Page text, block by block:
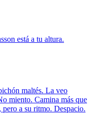
está a tu altura.
maltés. La veo
miento. Camina más que
a su ritmo. Despacio.